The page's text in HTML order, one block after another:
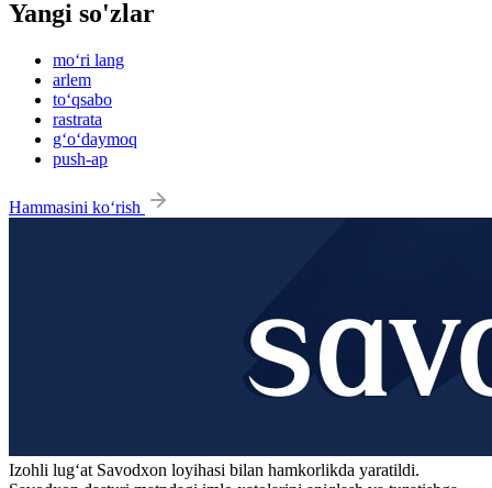
Yangi so'zlar
mo‘ri lang
arlem
to‘qsabo
rastrata
g‘o‘daymoq
push-ap
Hammasini ko‘rish
Izohli lugʻat Savodxon loyihasi bilan hamkorlikda yaratildi.